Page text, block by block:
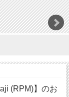
(RPM)】のお